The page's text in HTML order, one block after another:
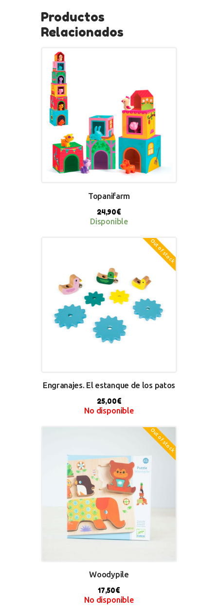
Productos
Relacionados
Topanifarm
24,90€
Disponible
Out of stock
Engranajes. El estanque de los patos
25,00€
No disponible
Out of stock
Woodypile
17,50€
No disponible